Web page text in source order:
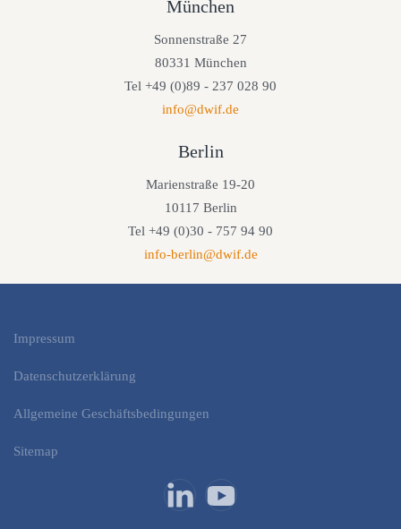
München
Sonnenstraße 27
80331 München
Tel +49 (0)89 - 237 028 90
info@dwif.de
Berlin
Marienstraße 19-20
10117 Berlin
Tel +49 (0)30 - 757 94 90
info-berlin@dwif.de
Impressum
Datenschutzerklärung
Allgemeine Geschäftsbedingungen
Sitemap